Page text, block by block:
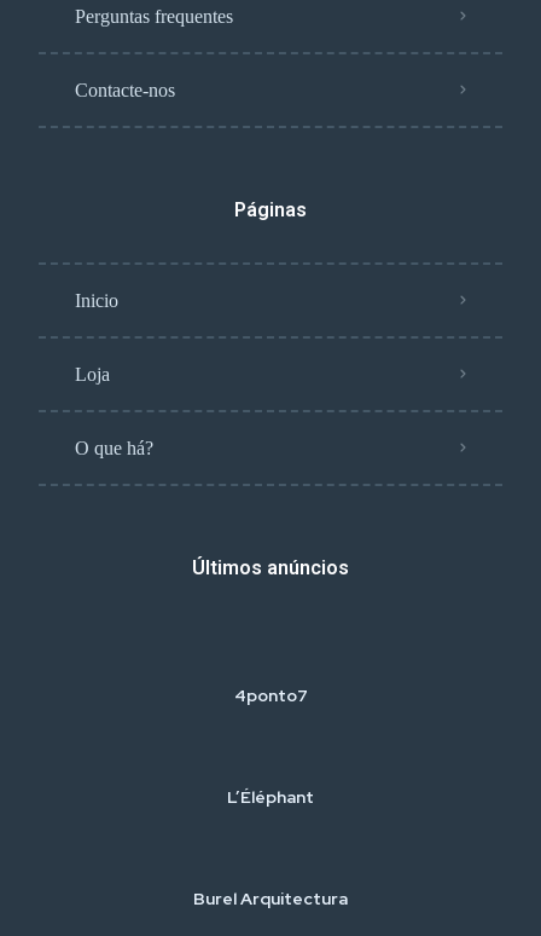
Perguntas frequentes
Contacte-nos
Páginas
Inicio
Loja
O que há?
Últimos anúncios
4ponto7
L’Éléphant
Burel Arquitectura